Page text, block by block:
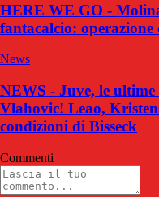
HERE WE GO -
fantacalcio: operazione
News
NEWS - Juve, le
Vlahovic! Leao,
condizioni di Bisseck
Commenti